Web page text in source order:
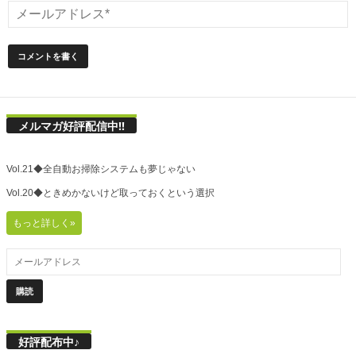
メルマガ好評配信中!!
Vol.21◆全自動お掃除システムも夢じゃない
Vol.20◆ときめかないけど取っておくという選択
もっと詳しく»
好評配布中♪